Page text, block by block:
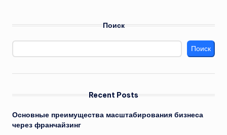
Поиск
Поиск
Recent Posts
Основные преимущества масштабирования бизнеса
через франчайзинг